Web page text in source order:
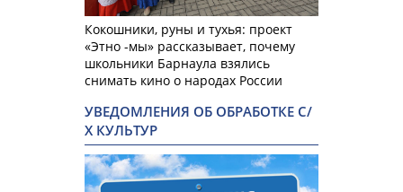
Кокошники, руны и тухья: проект
«Этно -мы» рассказывает, почему
школьники Барнаула взялись
снимать кино о народах России
УВЕДОМЛЕНИЯ ОБ ОБРАБОТКЕ С/
Х КУЛЬТУР